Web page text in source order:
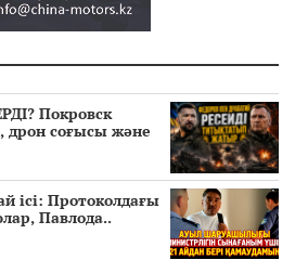
Покровск
дрон соғысы және
ісі: Протоколдағы
Павлода..